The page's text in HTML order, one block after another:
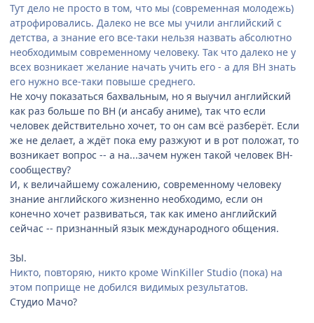
Тут дело не просто в том, что мы (современная молодежь)
атрофировались. Далеко не все мы учили английский с
детства, а знание его все-таки нельзя назвать абсолютно
необходимым современному человеку. Так что далеко не у
всех возникает желание начать учить его - а для ВН знать
его нужно все-таки повыше среднего.
Не хочу показаться бахвальным, но я выучил английский
как раз больше по ВН (и ансабу аниме), так что если
человек действительно хочет, то он сам всё разберёт. Если
же не делает, а ждёт пока ему разжуют и в рот положат, то
возникает вопрос -- а на...зачем нужен такой человек ВН-
сообществу?
И, к величайшему сожалению, современному человеку
знание английского жизненно необходимо, если он
конечно хочет развиваться, так как имено английский
сейчас -- признанный язык международного общения.
ЗЫ.
Никто, повторяю, никто кроме WinKiller Studio (пока) на
этом поприще не добился видимых результатов.
Студио Мачо?